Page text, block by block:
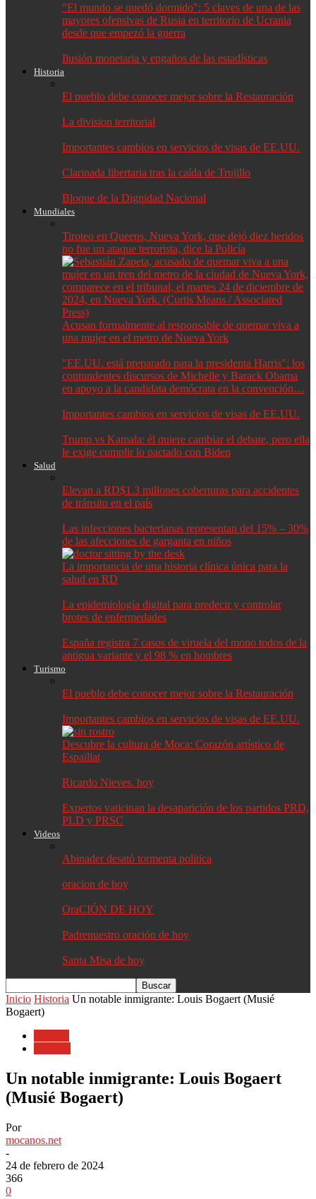
"El mundo se quedó dormido": 5 claves de una de las
mayores ofensivas de Rusia en territorio de Ucrania
desde que empezó la guerra
Ilusión monetaria y engaños de las estadísticas
Historia
El pueblo debe conocer mejor sobre la Restauración
La division territorial
Importantes cambios en servicios de visas de EE.UU.
Clarinada libertaria tras la caída de Trujillo
Bloque de la Dignidad Nacional
Mundiales
Tiroteo en Queens, Nueva York, que dejó diez heridos
no fue un ataque terrorista, dice la Policía
Acusan formalmente al responsable de quemar viva a
una mujer en el metro de Nueva York
"EE.UU. está preparado para la presidenta Harris": los
contundentes discursos de Michelle y Barack Obama
en apoyo a la candidata demócrata en la convención…
Importantes cambios en servicios de visas de EE.UU.
Trump vs Kamala: él quiere cambiar el debate, pero ella
le exige cumplir lo pactado con Biden
Salud
Elevan a RD$1.3 millones coberturas para accidentes
de tránsito en el país
Las infecciones bacterianas representan del 15% – 30%
de las afecciones de garganta en niños
La importancia de una historia clínica única para la
salud en RD
La epidemiología digital para predecir y controlar
brotes de enfermedades
España registra 7 casos de viruela del mono todos de la
antigua variante y el 98 % en hombres
Turismo
El pueblo debe conocer mejor sobre la Restauración
Importantes cambios en servicios de visas de EE.UU.
Descubre la cultura de Moca: Corazón artístico de
Espaillat
Ricardo Nieves. hoy
Expertos vaticinan la desaparición de los partidos PRD,
PLD y PRSC
Videos
Abinader desató tormenta política
oracion de hoy
OraCIÓN DE HOY
Padrenuestro oración de hoy
Santa Misa de hoy
Inicio Historia Un notable inmigrante: Louis Bogaert (Musié
Bogaert)
Un notable inmigrante: Louis Bogaert
(Musié Bogaert)
Por
mocanos.net
-
24 de febrero de 2024
366
0